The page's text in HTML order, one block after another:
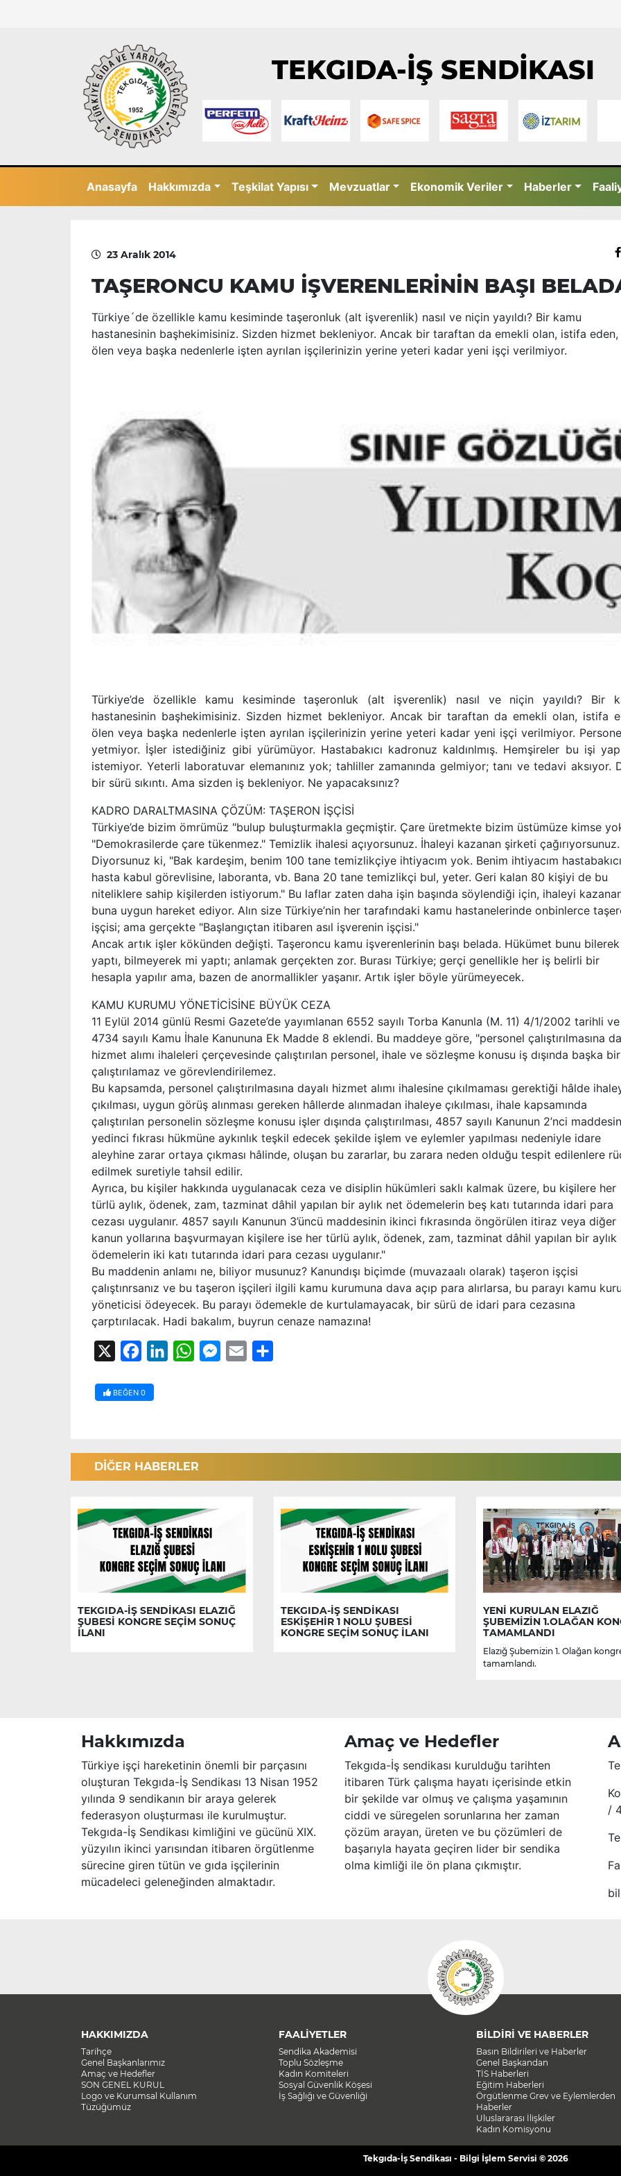
TEKGIDA-İŞ SENDİKASI
Anasayfa Hakkımızda Teşkilat Yapısı Mevzuatlar Ekonomik Veriler Haberler
23 Aralık 2014
TAŞERONCU KAMU İŞVERENLERİNİN BAŞI
Türkiye´de özellikle kamu kesiminde taşeronluk (alt işverenlik) nasıl ve niçin yayıldı? Bir kamu
hastanesinin başhekimisiniz. Sizden hizmet bekleniyor. Ancak bir taraftan da emekli olan, istifa eden,
ölen veya başka nedenlerle işten ayrılan işçilerinizin yerine yeteri kadar yeni işçi verilmiyor.
Türkiye’de özellikle kamu kesiminde taşeronluk (alt işverenlik) nasıl ve niçin yayıldı? Bir
hastanesinin başhekimisiniz. Sizden hizmet bekleniyor. Ancak bir taraftan da emekli olan, istifa
ölen veya başka nedenlerle işten ayrılan işçilerinizin yerine yeteri kadar yeni işçi verilmiyor.
yetmiyor. İşler istediğiniz gibi yürümüyor. Hastabakıcı kadronuz kaldınlmış. Hemşireler bu işi
istemiyor. Yeterli laboratuvar elemanınız yok; tahliller zamanında gelmiyor; tanı ve tedavi aksıyor.
bir sürü sıkıntı. Ama sizden iş bekleniyor. Ne yapacaksınız?
KADRO DARALTMASINA ÇÖZÜM: TAŞERON İŞÇİSİ
Türkiye’de bizim ömrümüz "bulup buluşturmakla geçmiştir. Çare üretmekte bizim üstümüze kimse
"Demokrasilerde çare tükenmez." Temizlik ihalesi açıyorsunuz. İhaleyi kazanan şirketi çağırıyorsunuz.
Diyorsunuz ki, "Bak kardeşim, benim 100 tane temizlikçiye ihtiyacım yok. Benim ihtiyacım
hasta kabul görevlisine, laboranta, vb. Bana 20 tane temizlikçi bul, yeter. Geri kalan 80 kişiyi de bu
niteliklere sahip kişilerden istiyorum." Bu laflar zaten daha işin başında söylendiği için, ihaleyi
buna uygun hareket ediyor. Alın size Türkiye’nin her tarafındaki kamu hastanelerinde onbinlerce
işçisi; ama gerçekte "Başlangıçtan itibaren asıl işverenin işçisi."
Ancak artık işler kökünden değişti. Taşeroncu kamu işverenlerinin başı belada. Hükümet bunu
yaptı, bilmeyerek mi yaptı; anlamak gerçekten zor. Burası Türkiye; gerçi genellikle her iş belirli bir
hesapla yapılır ama, bazen de anormallikler yaşanır. Artık işler böyle yürümeyecek.
KAMU KURUMU YÖNETİCİSİNE BÜYÜK CEZA
11 Eylül 2014 günlü Resmi Gazete’de yayımlanan 6552 sayılı Torba Kanunla (M. 11) 4/1/2002 tarihli ve
4734 sayılı Kamu İhale Kanununa Ek Madde 8 eklendi. Bu maddeye göre, "personel çalıştırılmasına
hizmet alımı ihaleleri çerçevesinde çalıştırılan personel, ihale ve sözleşme konusu iş dışında başka
çalıştırılamaz ve görevlendirilemez.
Bu kapsamda, personel çalıştırılmasına dayalı hizmet alımı ihalesine çıkılmaması gerektiği hâlde
çıkılması, uygun görüş alınması gereken hâllerde alınmadan ihaleye çıkılması, ihale kapsamında
çalıştırılan personelin sözleşme konusu işler dışında çalıştırılması, 4857 sayılı Kanunun 2’nci
yedinci fıkrası hükmüne aykınlık teşkil edecek şekilde işlem ve eylemler yapılması nedeniyle idare
aleyhine zarar ortaya çıkması hâlinde, oluşan bu zararlar, bu zarara neden olduğu tespit edilenlere
edilmek suretiyle tahsil edilir.
Ayrıca, bu kişiler hakkında uygulanacak ceza ve disiplin hükümleri saklı kalmak üzere, bu kişilere her
türlü aylık, ödenek, zam, tazminat dâhil yapılan bir aylık net ödemelerin beş katı tutarında idari para
cezası uygulanır. 4857 sayılı Kanunun 3’üncü maddesinin ikinci fıkrasında öngörülen itiraz veya diğer
kanun yollarına başvurmayan kişilere ise her türlü aylık, ödenek, zam, tazminat dâhil yapılan bir aylık
ödemelerin iki katı tutarında idari para cezası uygulanır."
Bu maddenin anlamı ne, biliyor musunuz? Kanundışı biçimde (muvazaalı olarak) taşeron işçisi
çalıştınrsanız ve bu taşeron işçileri ilgili kamu kurumuna dava açıp para alırlarsa, bu parayı kamu
yöneticisi ödeyecek. Bu parayı ödemekle de kurtulamayacak, bir sürü de idari para cezasına
çarptırılacak. Hadi bakalım, buyrun cenaze namazına!
FacebookLinkedInWhatsAppMessenger
Email
BEĞEN 0
DİĞER HABERLER
TEKGIDA-İŞ SENDİKASI ELAZIĞ
ŞUBESİ KONGRE SEÇİM SONUÇ
İLANI
TEKGIDA-İŞ SENDİKASI
ESKİŞEHİR 1 NOLU ŞUBESİ
KONGRE SEÇİM SONUÇ İLANI
YENİ KURULAN ELAZIĞ
ŞUBEMİZİN 1.OLAĞAN
TAMAMLANDI
Elazığ Şubemizin 1. Olağan
tamamlandı.
Hakkımızda
Türkiye işçi hareketinin önemli bir parçasını
oluşturan Tekgıda-İş Sendikası 13 Nisan 1952
yılında 9 sendikanın bir araya gelerek
federasyon oluşturması ile kurulmuştur.
Tekgıda-İş Sendikası kimliğini ve gücünü XIX.
yüzyılın ikinci yarısından itibaren örgütlenme
sürecine giren tütün ve gıda işçilerinin
mücadeleci geleneğinden almaktadır.
Amaç ve Hedefler
Tekgıda-İş sendikası kurulduğu tarihten
itibaren Türk çalışma hayatı içerisinde etkin
bir şekilde var olmuş ve çalışma yaşamının
ciddi ve süregelen sorunlarına her zaman
çözüm arayan, üreten ve bu çözümleri de
başarıyla hayata geçiren lider bir sendika
olma kimliği ile ön plana çıkmıştır.
/
HAKKIMIZDA
Tarihçe
Genel Başkanlarımız
Amaç ve Hedefler
SON GENEL KURUL
Logo ve Kurumsal Kullanım
Tüzüğümüz
FAALİYETLER
Sendika Akademisi
Toplu Sözleşme
Kadın Komiteleri
Sosyal Güvenlik Köşesi
İş Sağlığı ve Güvenliği
BİLDİRİ VE HABERLER
Basın Bildirileri ve Haberler
Genel Başkandan
TİS Haberleri
Eğitim Haberleri
Örgütlenme Grev ve Eylemlerden
Haberler
Uluslararası İlişkiler
Kadın Komisyonu
Tekgıda-İş Sendikası - Bilgi İşlem Servisi © 2026